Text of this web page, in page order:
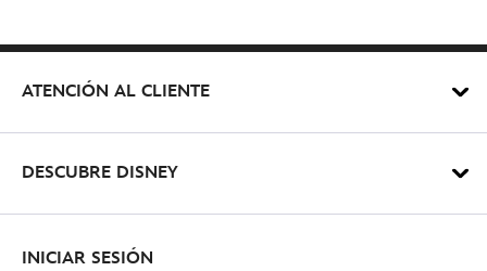
ATENCIÓN AL CLIENTE
DESCUBRE DISNEY
INICIAR SESIÓN